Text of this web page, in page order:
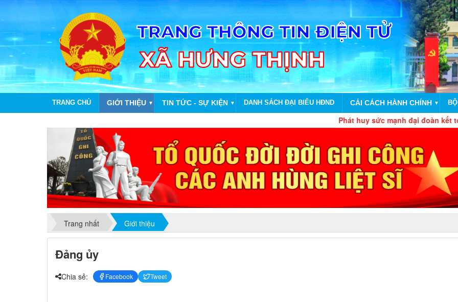
TRANG CHỦ GIỚI THIỆU ▼ TIN TỨC - SỰ KIỆN ▼ DANH SÁCH ĐẠI BIỂU HĐND CẢI CÁCH HÀNH CHÍNH ▼
Phát huy sức mạnh đại đoàn kết toàn
Trang nhất Giới thiệu
Đảng ủy
Chia sẻ: Facebook Tweet